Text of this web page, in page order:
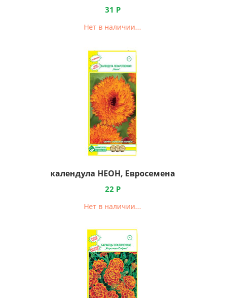
31 Р
Нет в наличии...
календула НЕОН, Евросемена
22 Р
Нет в наличии...